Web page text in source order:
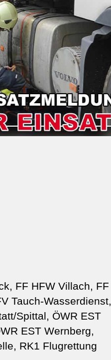
FF HFW Villach, FF
Tauch-Wasserdienst,
Spittal, ÖWR EST
EST Wernberg,
RK1 Flugrettung